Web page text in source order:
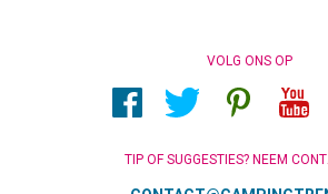
VOLG ONS OP
TIP OF SUGGESTIES? NEEM